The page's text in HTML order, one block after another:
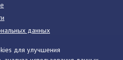
для улучшения
данных